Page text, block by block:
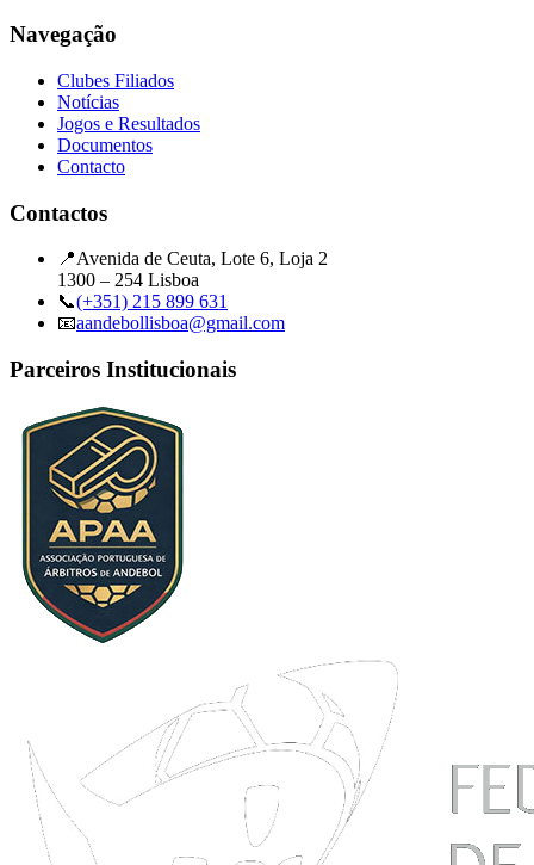
Navegação
Clubes Filiados
Notícias
Jogos e Resultados
Documentos
Contacto
Contactos
📍Avenida de Ceuta, Lote 6, Loja 2
1300 – 254 Lisboa
📞(+351) 215 899 631
📧aandebollisboa@gmail.com
Parceiros Institucionais